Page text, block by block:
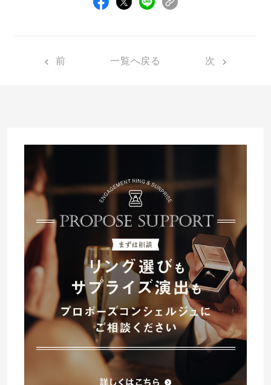
前 一覧へ戻る 次
プロポーズシチュエーション診断
婚約指輪マッチング診断
プロポーズプラン検索
プロポーズ知恵袋
プロポーズの方法
タイミング
プレゼント
場所
言葉
エピソード
婚約指輪のご購入と
I-PRIMO公式サイト
I-PRIMO公式オンラインショップ
Follow us on